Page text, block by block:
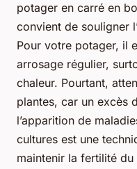
potager en carré en
convient de souligner
Pour votre potager, il
arrosage régulier,
chaleur. Pourtant,
plantes, car un excès
l’apparition de
cultures est une
maintenir la fertilité